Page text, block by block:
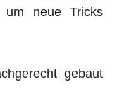
um neue Tricks
gebaut